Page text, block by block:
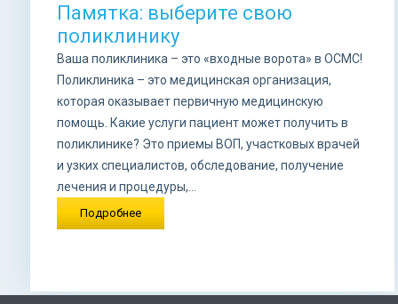
Памятка: выберите свою
поликлинику
Ваша поликлиника – это «входные ворота» в ОСМС!
Поликлиника – это медицинская организация,
которая оказывает первичную медицинскую
помощь. Какие услуги пациент может получить в
поликлинике? Это приемы ВОП, участковых врачей
и узких специалистов, обследование, получение
лечения и процедуры,...
Подробнее